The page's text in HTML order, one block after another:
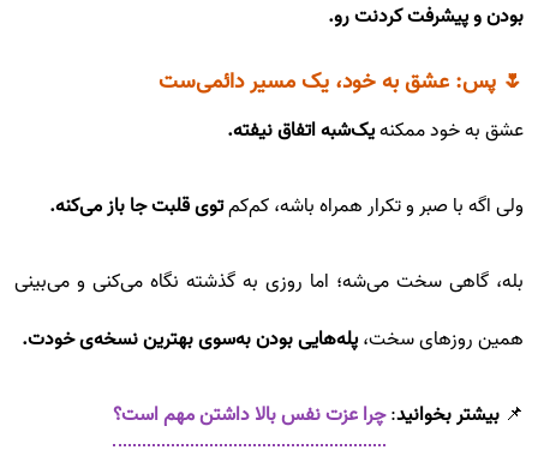
بودن و پیشرفت کردنت رو.
🌷 پس: عشق به خود، یک مسیر دائمی‌ست
عشق به خود ممکنهیک‌شبه اتفاق نیفته.
ولی اگه با صبر و تکرار همراه باشه، کم‌کمتوی قلبت جا باز می‌کنه.
بله، گاهی سخت می‌شه؛ اما روزی به گذشته نگاه می‌کنی و می‌بینی
همین روزهای سخت،پله‌هایی بودن به‌سوی بهترین نسخه‌ی خودت.
📌 بیشتر بخوانید:چرا عزت نفس بالا داشتن مهم است؟